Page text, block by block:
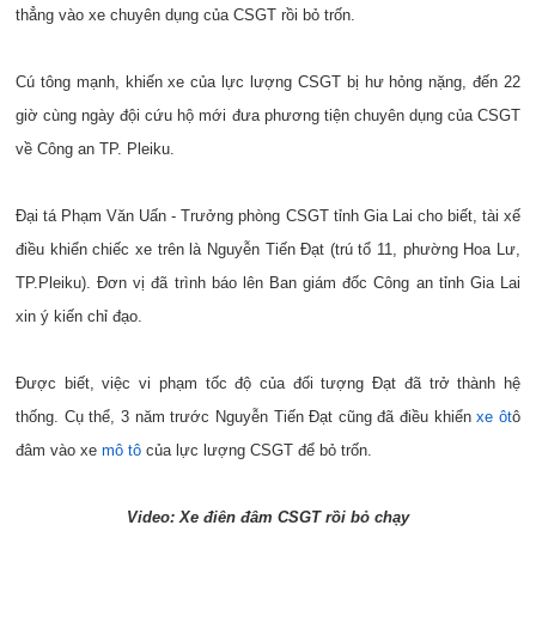
thẳng vào xe chuyên dụng của CSGT rồi bỏ trốn.
Cú tông mạnh, khiến xe của lực lượng CSGT bị hư hỏng nặng, đến 22
giờ cùng ngày đội cứu hộ mới đưa phương tiện chuyên dụng của CSGT
về Công an TP. Pleiku.
Đại tá Phạm Văn Uấn - Trưởng phòng CSGT tỉnh Gia Lai cho biết, tài xế
điều khiển chiếc xe trên là Nguyễn Tiến Đạt (trú tổ 11, phường Hoa Lư,
TP.Pleiku). Đơn vị đã trình báo lên Ban giám đốc Công an tỉnh Gia Lai
xin ý kiến chỉ đạo.
Được biết, việc vi phạm tốc độ của đối tượng Đạt đã trở thành hệ
thống. Cụ thể, 3 năm trước Nguyễn Tiến Đạt cũng đã điều khiểnxe ôtô
đâm vào xe mô tô của lực lượng CSGT để bỏ trốn.
Video: Xe điên đâm CSGT rồi bỏ chạy